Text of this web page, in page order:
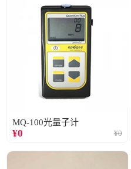
MQ-100光量子计
¥0 ¥0